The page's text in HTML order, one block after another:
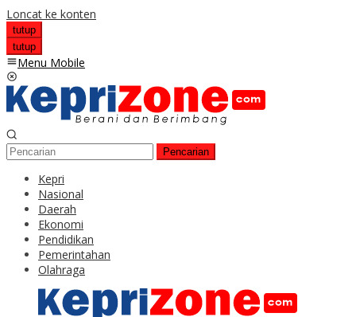
Loncat ke konten
tutup
tutup
Menu Mobile
Pencarian
Kepri
Nasional
Daerah
Ekonomi
Pendidikan
Pemerintahan
Olahraga